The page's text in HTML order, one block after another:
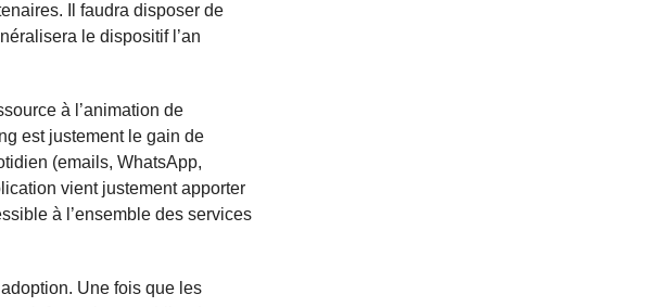
Il faudra disposer de
le dispositif l’an
à l’animation de
est justement le gain de
(emails, WhatsApp,
vient justement apporter
à l’ensemble des services
Une fois que les